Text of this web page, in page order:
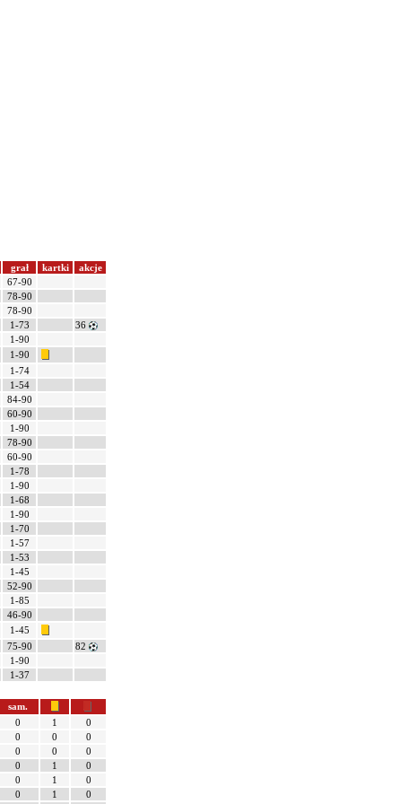
grał kartki
akcje
67-90
78-90
78-90
1-73
36
1-90
1-90
1-74
1-54
84-90
60-90
1-90
78-90
60-90
1-78
1-90
1-68
1-90
1-70
1-57
1-53
1-45
52-90
1-85
46-90
1-45
75-90
82
1-90
1-37
sam.
0 1
0
0 0
0
0 0
0
0 1
0
0 1
0
0 1
0